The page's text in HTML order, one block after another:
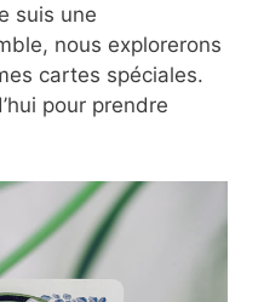
suis une
nous explorerons
cartes spéciales.
pour prendre